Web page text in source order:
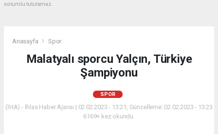
sorumlu tutulamaz.
Anasayfa Spor
Malatyalı sporcu Yalçın, Türkiye
Şampiyonu
SPOR
(İHA) - İhlas Haber Ajansı | 02.02.2023 - 13:21, Güncelleme: 02.02.2023 - 13:23
6169+ kez okundu.